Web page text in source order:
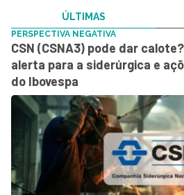
ÚLTIMAS
PERSPECTIVA NEGATIVA
CSN (CSNA3) pode dar
alerta para a siderúrgica e
do Ibovespa